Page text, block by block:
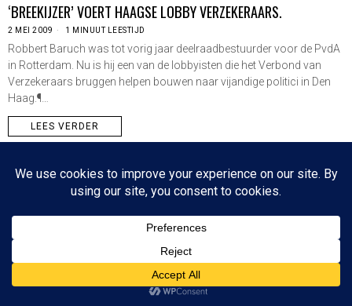
‘BREEKIJZER’ VOERT HAAGSE LOBBY VERZEKERAARS.
2 MEI 2009 1 MINUUT LEESTIJD
Robbert Baruch was tot vorig jaar deelraadbestuurder voor de PvdA
in Rotterdam. Nu is hij een van de lobbyisten die het Verbond van
Verzekeraars bruggen helpen bouwen naar vijandige politici in Den
Haag.¶…
LEES VERDER
Since 2003 © All Rights Reserved | Foto's Robbert Baruch tenzij anders vermeld
NIEUWSBRIEF CONTACT
BOVEN